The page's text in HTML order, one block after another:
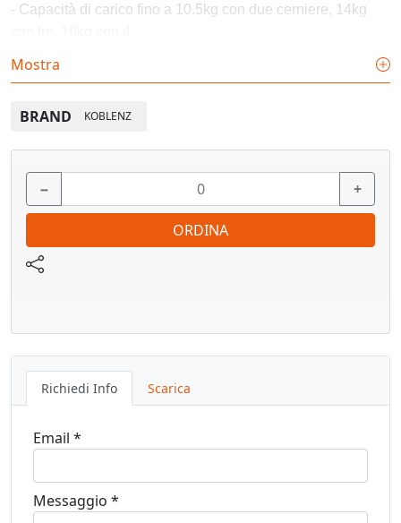
- Capacità di carico fino a 10.5kg con due cerniere, 14kg
- Angolo di apertura fino a 180°
- Regolabile tridimensionalmente, tutte regolazioni
indipendenti
- Regolazioni: orizzontale +/- 1,5 mm, verticale +/- 1,5 mm,
planare +/- 1,0 mm.
Vedi pagina catalogo
Mostra
BRAND KOBLENZ
− +
ORDINA
Richiedi Info Scarica
Email *
Messaggio *